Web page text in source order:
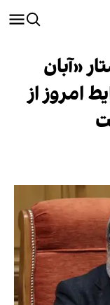
«آبان
امروز از